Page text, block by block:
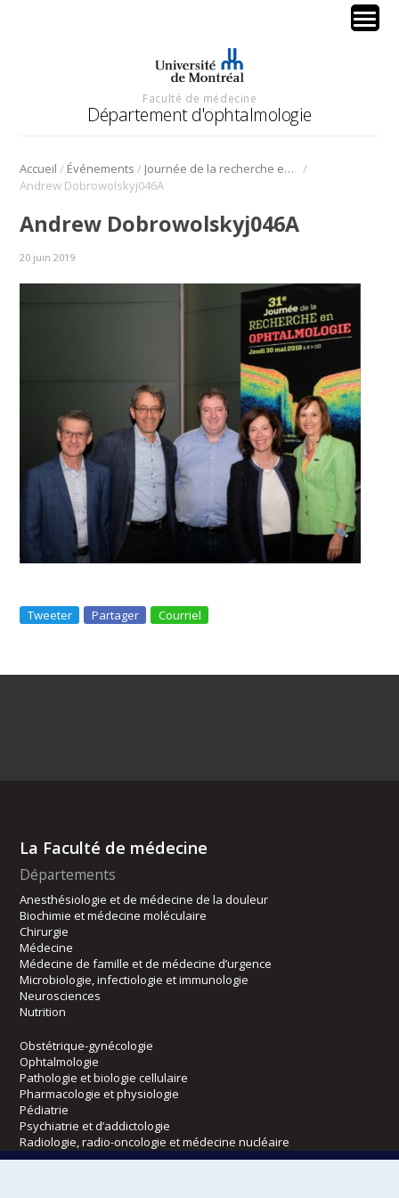
Faculté de médecine
Département d'ophtalmologie
Accueil / Événements / Journée de la recherche en ophtalmologie
/
Andrew Dobrowolskyj046A
Andrew Dobrowolskyj046A
20 juin 2019
Tweeter Partager Courriel
La Faculté de médecine
Départements
Anesthésiologie et de médecine de la douleur
Biochimie et médecine moléculaire
Chirurgie
Médecine
Médecine de famille et de médecine d’urgence
Microbiologie, infectiologie et immunologie
Neurosciences
Nutrition
Obstétrique-gynécologie
Ophtalmologie
Pathologie et biologie cellulaire
Pharmacologie et physiologie
Pédiatrie
Psychiatrie et d’addictologie
Radiologie, radio-oncologie et médecine nucléaire